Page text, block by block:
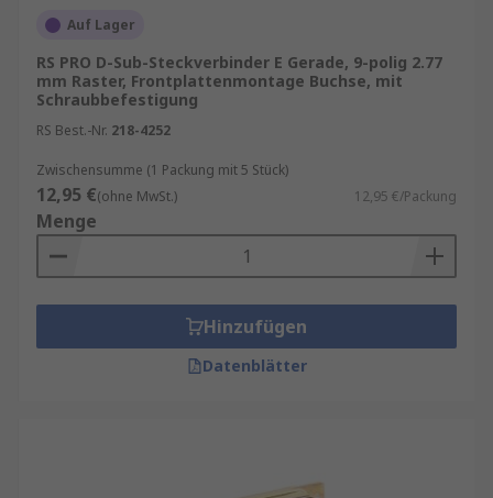
Auf Lager
RS PRO D-Sub-Steckverbinder E Gerade, 9-polig 2.77
mm Raster, Frontplattenmontage Buchse, mit
Schraubbefestigung
RS Best.-Nr. 218-4252
Zwischensumme (1 Packung mit 5 Stück)
12,95 €(ohne MwSt.) 12,95 €/Packung
Menge
Hinzufügen
Datenblätter